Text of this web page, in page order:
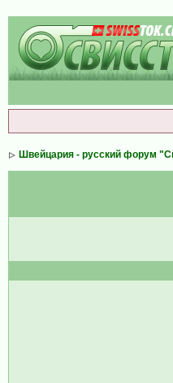
Швейцария - русский форум